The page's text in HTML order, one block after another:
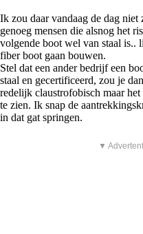
Ik zou daar vandaag de dag
genoeg mensen die alsnog het
volgende boot wel van staal is..
fiber boot gaan bouwen.
Stel dat een ander bedrijf een
staal en gecertificeerd, zou je
redelijk claustrofobisch maar
te zien. Ik snap de
in dat gat springen.
▼